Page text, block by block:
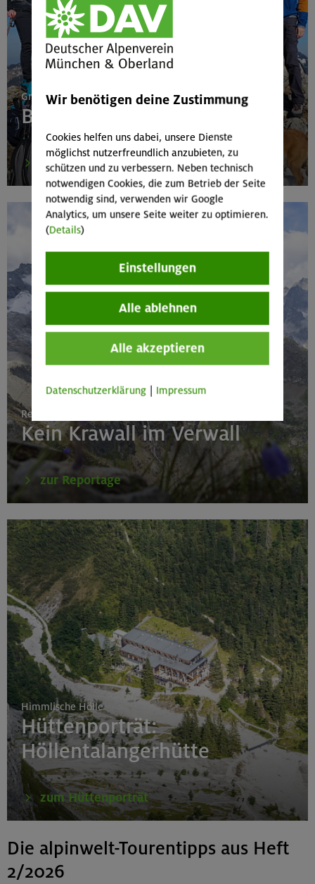
Gruppenvorstellung
Bergwandergruppe
zum Steckbrief
Reportage: Hüttentrekking
Kein Krawall im Verwall
zur Reportage
Himmlische Hölle
Hüttenporträt:
Höllentalangerhütte
zum Hüttenporträt
Die alpinwelt-Tourentipps aus Heft
2/2026
Wir benötigen deine Zustimmung
Cookies helfen uns dabei, unsere Dienste
möglichst nutzerfreundlich anzubieten, zu
schützen und zu verbessern. Neben technisch
notwendigen Cookies, die zum Betrieb der Seite
notwendig sind, verwenden wir Google
Analytics, um unsere Seite weiter zu optimieren.
(Details)
Einstellungen
Alle ablehnen
Alle akzeptieren
Datenschutzerklärung Impressum